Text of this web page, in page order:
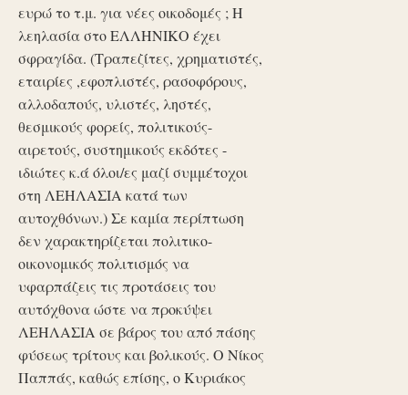
ευρώ το τ.μ. για νέες οικοδομές ; Η
λεηλασία στο ΕΛΛΗΝΙΚΟ έχει
σφραγίδα. (Τραπεζίτες, χρηματιστές,
εταιρίες ,εφοπλιστές, ρασοφόρους,
αλλοδαπούς, υλιστές, ληστές,
θεσμικούς φορείς, πολιτικούς-
αιρετούς, συστημικούς εκδότες -
ιδιώτες κ.ά όλοι/ες μαζί συμμέτοχοι
στη ΛΕΗΛΑΣΙΑ κατά των
αυτοχθόνων.) Σε καμία περίπτωση
δεν χαρακτηρίζεται πολιτικο-
οικονομικός πολιτισμός να
υφαρπάζεις τις προτάσεις του
αυτόχθονα ώστε να προκύψει
ΛΕΗΛΑΣΙΑ σε βάρος του από πάσης
φύσεως τρίτους και βολικούς. Ο Νίκος
Παππάς, καθώς επίσης, ο Κυριάκος